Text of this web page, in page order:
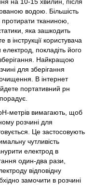
на 10-15 хвилин, після
водою. Більшість
тканиною,
яка зашкодить
в інструкції користувача
покладіть його
Найкращою
для зберігання
В інтернет
портативний рн
метрів вимагають, щоб
розчині для
Це застосовують
чутливість
електрод в
один-два рази,
відповідну
замочити в розчині